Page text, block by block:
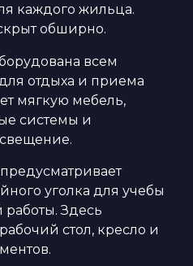
каждого жильца.
обширно.
всем
отдыха и приема
мягкую мебель,
системы и
уголка для учебы
Здесь
стол, кресло и